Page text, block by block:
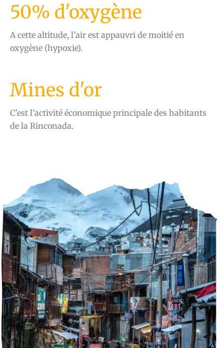
50% d'oxygène
A cette altitude, l’air est appauvri de moitié en
oxygène (hypoxie).
Mines d'or
C’est l’activité économique principale des habitants
de la Rinconada.